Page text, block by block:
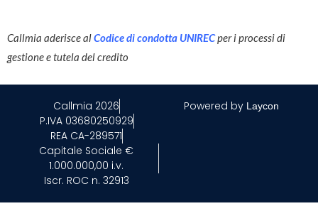
Callmia aderisce alCodice di condotta UNIRECper i processi di
gestione e tutela del credito
Callmia 2026
P.IVA 03680250929
REA CA-289571
Capitale Sociale €
1.000.000,00 i.v.
Iscr. ROC n. 32913
Powered by Laycon